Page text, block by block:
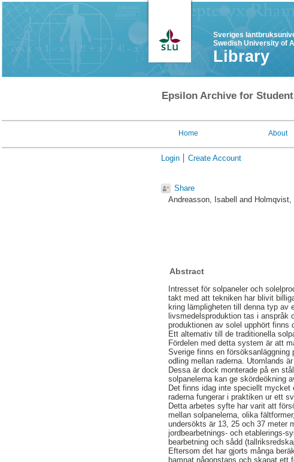
Sveriges
Swedish University of
Library
Epsilon Archive for
Home About
Login Create Account
Share
Andreasson, Isabell
and Holmqvist,
Abstract
Intresset för solpaneler och
takt med att tekniken har blivit
kring lämpligheten till denna typ av
livsmedelsproduktion tas i anspråk
produktionen av solel upphört finns
Ett alternativ till de traditionella
Fördelen med detta system är att
Sverige finns en
odling mellan raderna. Utomlands
Dessa är dock monterade på en
solpanelerna kan ge skördeökning
Det finns idag inte speciellt mycket
raderna fungerar i praktiken ur ett
Detta arbetes syfte har varit att
mellan solpanelerna, olika
undersökts är 13, 25 och 37 meter
jordbearbetnings- och etablerings-
bearbetning och sådd
Eftersom det har gjorts många
hamnat någonstans och skapat ett